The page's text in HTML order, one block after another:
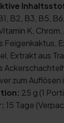
B2, B3, B5,
K,
Feigenkaktus,
Extrakt aus
zum Auflösen
25 g (1
15 Tage